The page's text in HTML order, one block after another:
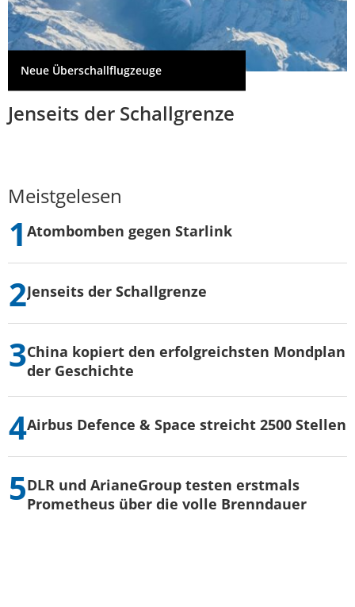
Neue Überschallflugzeuge
Jenseits der Schallgrenze
Meistgelesen
Atombomben gegen Starlink
Jenseits der Schallgrenze
China kopiert den erfolgreichsten Mondplan
der Geschichte
Airbus Defence & Space streicht 2500 Stellen
DLR und ArianeGroup testen erstmals
Prometheus über die volle Brenndauer